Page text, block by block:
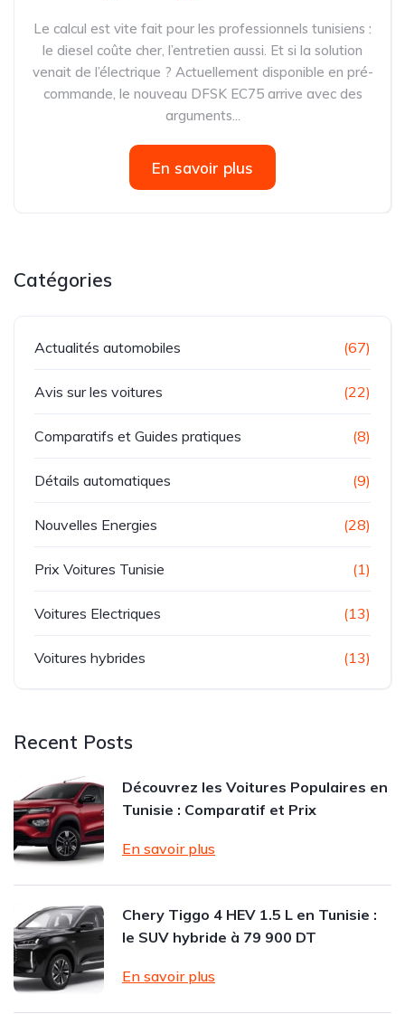
Le calcul est vite fait pour les professionnels tunisiens :
le diesel coûte cher, l’entretien aussi. Et si la solution
venait de l’électrique ? Actuellement disponible en pré-
commande, le nouveau DFSK EC75 arrive avec des
arguments...
En savoir plus
Catégories
Actualités automobiles (67)
Avis sur les voitures (22)
Comparatifs et Guides pratiques (8)
Détails automatiques (9)
Nouvelles Energies (28)
Prix Voitures Tunisie (1)
Voitures Electriques (13)
Voitures hybrides (13)
Recent Posts
Découvrez les Voitures Populaires en
Tunisie : Comparatif et Prix
En savoir plus
Chery Tiggo 4 HEV 1.5 L en Tunisie :
le SUV hybride à 79 900 DT
En savoir plus